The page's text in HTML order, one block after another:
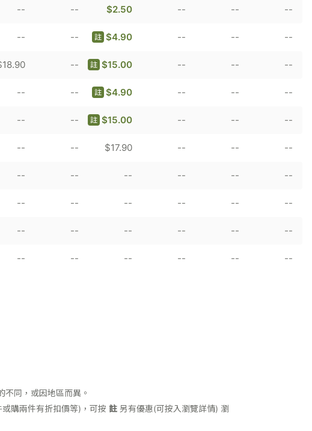
-- -- $2.50 -- -- --
-- -- $4.90
註 -- -- --
-- $15.00
註 -- -- --
-- -- $4.90
註 -- -- --
-- -- $15.00
註 -- -- --
-- -- $17.90 -- -- --
-- -- -- -- -- --
-- -- -- -- -- --
-- -- -- -- -- --
-- -- -- -- -- --
同，或因地區而異。
購兩件有折扣價等)，可按 註 另有優惠(可按入瀏覽詳情) 瀏